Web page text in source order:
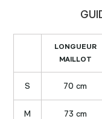
LONGUEUR
MAILLOT
S 70 cm
M 73 cm